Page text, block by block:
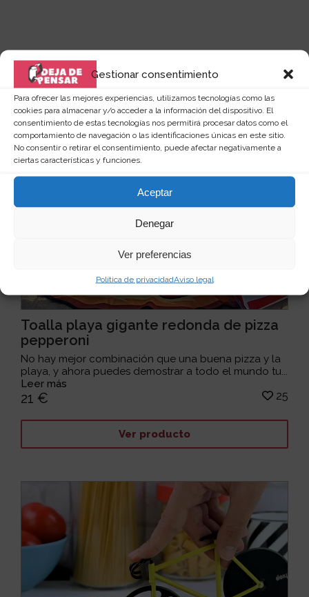
Gestionar consentimiento
Para ofrecer las mejores experiencias, utilizamos tecnologías como las
cookies para almacenar y/o acceder a la información del dispositivo. El
consentimiento de estas tecnologías nos permitirá procesar datos como el
comportamiento de navegación o las identificaciones únicas en este sitio.
No consentir o retirar el consentimiento, puede afectar negativamente a
ciertas características y funciones.
Aceptar
Denegar
Ver preferencias
Política de privacidadAviso legal
Quizás te puede interesar...
Toalla playa gigante redonda de pizza
pepperoni
No hay mejor combinación que una buena pizza y la
playa, y ahora puedes demostrar a todo el mundo tu...
Leer más
21 € 25
Ver producto